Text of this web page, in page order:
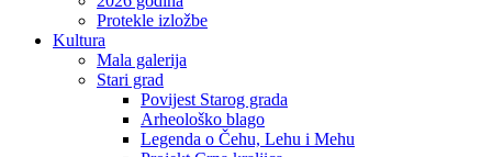
Protekle izložbe
Kultura
Mala galerija
Stari grad
Povijest Starog grada
Arheološko blago
Legenda o Čehu, Lehu i Mehu